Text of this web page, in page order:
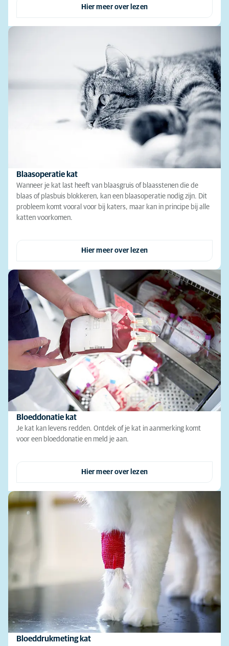
Hier meer over lezen
Blaasoperatie kat
Wanneer je kat last heeft van blaasgruis of blaasstenen die de
blaas of plasbuis blokkeren, kan een blaasoperatie nodig zijn. Dit
probleem komt vooral voor bij katers, maar kan in principe bij alle
katten voorkomen.
Hier meer over lezen
Bloeddonatie kat
Je kat kan levens redden. Ontdek of je kat in aanmerking komt
voor een bloeddonatie en meld je aan.
Hier meer over lezen
Bloeddrukmeting kat